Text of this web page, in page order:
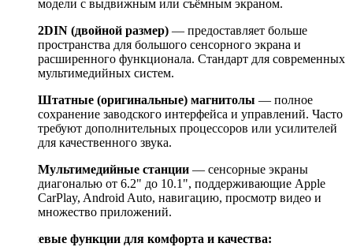
модели с выдвижным или съёмным экраном.
2DIN (двойной размер) — предоставляет больше
пространства для большого сенсорного экрана и
расширенного функционала. Стандарт для современных
мультимедийных систем.
Штатные (оригинальные) магнитолы — полное
сохранение заводского интерфейса и управлений. Часто
требуют дополнительных процессоров или усилителей
для качественного звука.
Мультимедийные станции — сенсорные экраны
диагональю от 6.2" до 10.1", поддерживающие Apple
CarPlay, Android Auto, навигацию, просмотр видео и
множество приложений.
Ключевые функции для комфорта и качества: